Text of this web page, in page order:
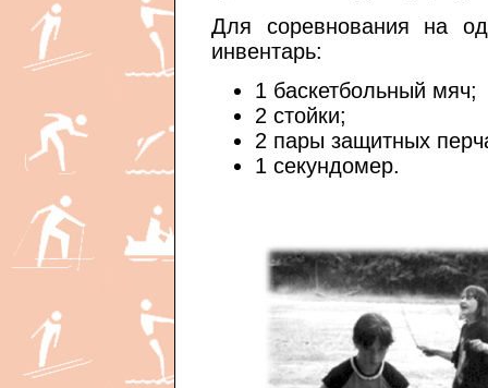
Для соревнования на
инвентарь:
1 баскетбольный мяч;
2 стойки;
2 пары защитных
1 секундомер.